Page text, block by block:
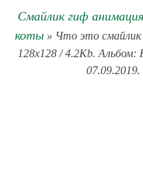
Смайлик гиф
коты» Что это смайлик
128x128 / 4.2Kb.